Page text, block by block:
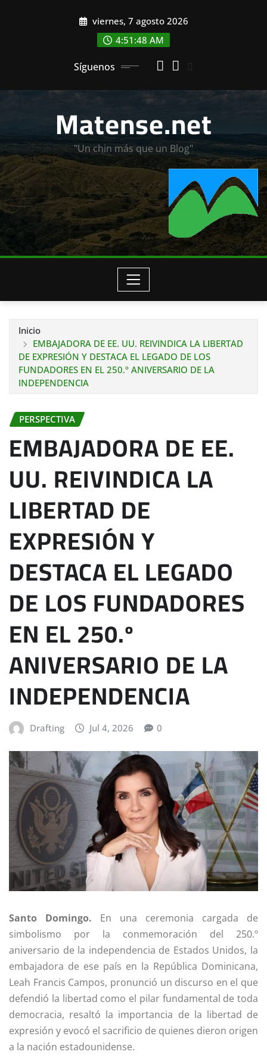
viernes, 7 agosto 2026
4:51:49 AM
Síguenos
Matense.net
"Un chin más que un Blog"
Inicio
EMBAJADORA DE EE. UU. REIVINDICA LA LIBERTAD
DE EXPRESIÓN Y DESTACA EL LEGADO DE LOS
FUNDADORES EN EL 250.º ANIVERSARIO DE LA
INDEPENDENCIA
PERSPECTIVA
EMBAJADORA DE EE.
UU. REIVINDICA LA
LIBERTAD DE
EXPRESIÓN Y
DESTACA EL LEGADO
DE LOS FUNDADORES
EN EL 250.º
ANIVERSARIO DE LA
INDEPENDENCIA
Drafting Jul 4, 2026 0
Santo Domingo. En una ceremonia cargada de
simbolismo por la conmemoración del 250.º
aniversario de la independencia de Estados Unidos, la
embajadora de ese país en la República Dominicana,
Leah Francis Campos, pronunció un discurso en el que
defendió la libertad como el pilar fundamental de toda
democracia, resaltó la importancia de la libertad de
expresión y evocó el sacrificio de quienes dieron origen
a la nación estadounidense.